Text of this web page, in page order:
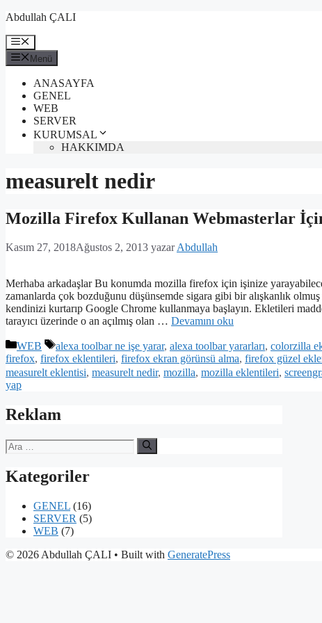
İçeriğe
Abdullah ÇALI
Menü
Menü
ANASAYFA
GENEL
WEB
SERVER
KURUMSAL
HAKKIMDA
measurelt nedir
Mozilla Firefox Kullanan Webmasterlar
Kasım 27, 2018Ağustos 2, 2013 yazarAbdullah
Merhaba arkadaşlar Bu konumda mozilla firefox için işinize
zamanlarda çok bozduğunu düşünsemde sigara gibi bir alışkanlık
kendinizi kurtarıp Google Chrome kullanmaya başlayın. Ekletileri
tarayıcı üzerinde o an açılmış olan … Devamını oku
Kategoriler
WEB Etiketler
alexa toolbar ne işe yarar, alexa toolbar yararları, colorzilla
firefox, firefox eklentileri, firefox ekran görünsü alma, firefox güzel
measurelt eklentisi, measurelt nedir, mozilla, mozilla eklentileri,
yap
Reklam
için
ara
Kategoriler
GENEL (16)
SERVER (5)
WEB (7)
© 2026 Abdullah ÇALI • Built with GeneratePress